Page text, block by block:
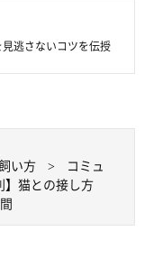
逃さないコツを伝授
い方
コミュ
】猫との接し方